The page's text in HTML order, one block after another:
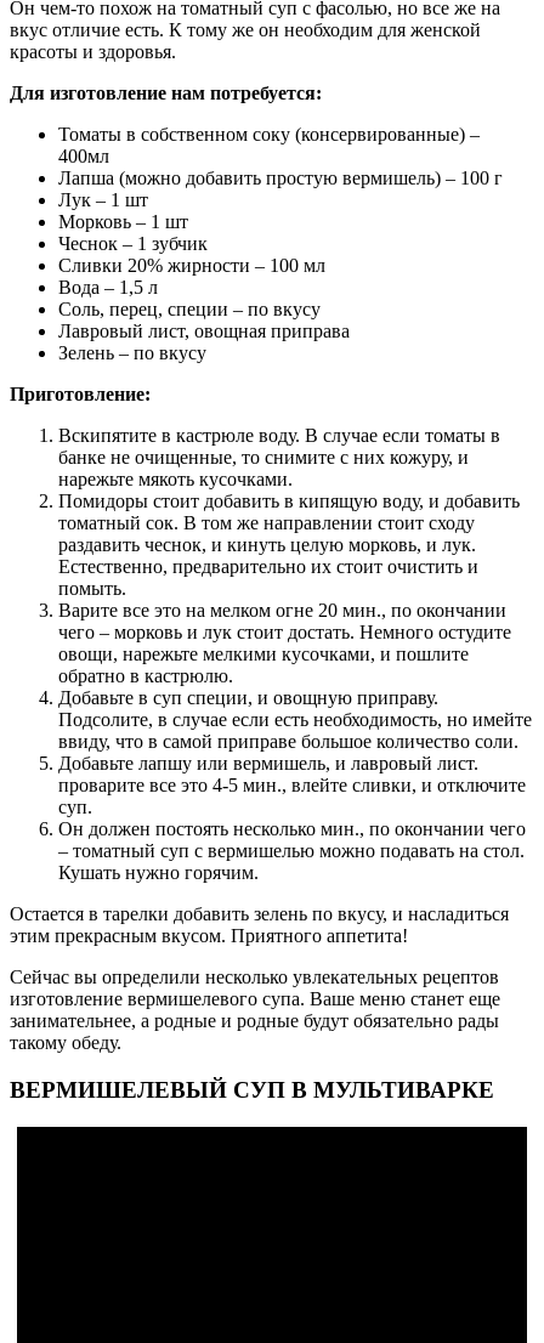
Он чем-то похож на томатный суп с фасолью, но все же на
вкус отличие есть. К тому же он необходим для женской
красоты и здоровья.
Для изготовление нам потребуется:
Томаты в собственном соку (консервированные) –
400мл
Лапша (можно добавить простую вермишель) – 100 г
Лук – 1 шт
Морковь – 1 шт
Чеснок – 1 зубчик
Сливки 20% жирности – 100 мл
Вода – 1,5 л
Соль, перец, специи – по вкусу
Лавровый лист, овощная приправа
Зелень – по вкусу
Приготовление:
Вскипятите в кастрюле воду. В случае если томаты в
банке не очищенные, то снимите с них кожуру, и
нарежьте мякоть кусочками.
Помидоры стоит добавить в кипящую воду, и добавить
томатный сок. В том же направлении стоит сходу
раздавить чеснок, и кинуть целую морковь, и лук.
Естественно, предварительно их стоит очистить и
помыть.
Варите все это на мелком огне 20 мин., по окончании
чего – морковь и лук стоит достать. Немного остудите
овощи, нарежьте мелкими кусочками, и пошлите
обратно в кастрюлю.
Добавьте в суп специи, и овощную приправу.
Подсолите, в случае если есть необходимость, но имейте
ввиду, что в самой приправе большое количество соли.
Добавьте лапшу или вермишель, и лавровый лист.
проварите все это 4-5 мин., влейте сливки, и отключите
суп.
Он должен постоять несколько мин., по окончании чего
– томатный суп с вермишелью можно подавать на стол.
Кушать нужно горячим.
Остается в тарелки добавить зелень по вкусу, и насладиться
этим прекрасным вкусом. Приятного аппетита!
Сейчас вы определили несколько увлекательных рецептов
изготовление вермишелевого супа. Ваше меню станет еще
занимательнее, а родные и родные будут обязательно рады
такому обеду.
ВЕРМИШЕЛЕВЫЙ СУП В МУЛЬТИВАРКЕ